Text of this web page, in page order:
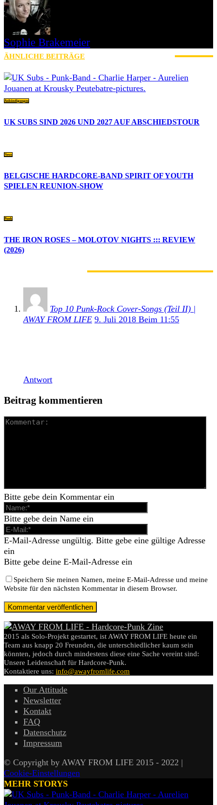
Sophie Brakemeier
ÄHNLICHE BEITRÄGE
Ankündigungen
UK SUBS SIND 2026 UND 2027 AUF ABSCHIEDSTOUR
News
BELGISCHE HARDCORE-BAND SPIRIT OF YOUTH
SPIELEN REUNION-SHOW
Punk
THE IRON ROSES – MOLOTOV NIGHTS ::: REVIEW
(2026)
Top 10 Punk-Rock Cover-Songs (Teil II) |
AWAY FROM LIFE 9. Juli 2018 Beim 11:55
Antwort
Beitrag kommentieren
Bitte gebe dein Kommentar ein
Bitte gebe dein Name ein
E-Mail-Adresse ungültig. Bitte gebe eine gültige Adresse
ein
Bitte gebe deine E-Mail-Adresse ein
Speichern Sie meinen Namen, meine E-Mail-Adresse und meine
Website für den nächsten Kommentar in diesem Browser.
2015 als Solo-Projekt gestartet, ist AWAY FROM LIFE heute ein
Team aus knapp 20 Freunden, die unterschiedlicher kaum sein
könnten, jedoch durch mindestens diese eine Sache vereint sind:
Unsere Leidenschaft für Hardcore-Punk.
Kontaktiere uns: info@awayfromlife.com
Our Attitude
Newsletter
Kontakt
FAQ
Datenschutz
Impressum
© Copyright by AWAY FROM LIFE 2015 - 2022 |
Cookie-Einstellungen
MEHR STORYS